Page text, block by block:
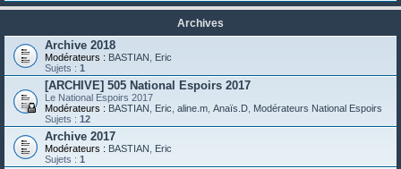
Archives
Archive 2018
Modérateurs : BASTIAN
Eric
Sujets : 1
[ARCHIVE] 505 National Espoirs 2017
Le National Espoirs 2017
Modérateurs : BASTIAN Eric aline.m Anaïs.D Modérateurs National Espoirs
Sujets : 12
Archive 2017
Modérateurs : BASTIAN
Eric
Sujets : 1